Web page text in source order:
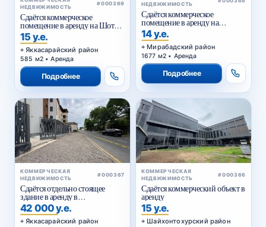
НЕДВИЖИМОСТЬ
#000369
Сдаётся коммерческое
помещение в аренду на Шота
Руставели
15 у.е.
Яккасарайский район
585 м2 • Аренда
Подробнее
НЕДВИЖИМОСТЬ
Сдаётся коммерческое
помещение в аренду на
Куйлюке
14 у.е.
Мирабадский район
1677 м2 • Аренда
Подробнее
КОММЕРЧЕСКАЯ
НЕДВИЖИМОСТЬ
#000367
Сдаётся отдельно стоящее
здание в аренду в
Яккасарайском районе
42 000 у.е.
Яккасарайский район
КОММЕРЧЕСКАЯ
НЕДВИЖИМОСТЬ
#000366
Сдаётся коммерческий объект в
аренду
15 у.е.
Шайхонтохурский район